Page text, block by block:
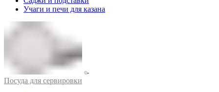
Учаги и печи для казана
Посуда для сервировки